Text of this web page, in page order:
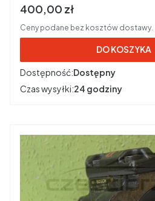
Cena brutto
400,00 zł
Ceny podane bez kosztów dostawy.
DO KOSZYKA
Dostępność:Dostępny
Czas wysyłki:24 godziny